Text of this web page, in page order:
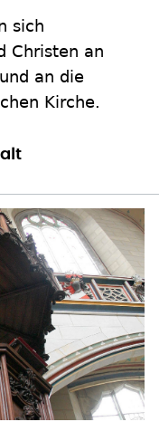
sich
Christen an
an die
Kirche.